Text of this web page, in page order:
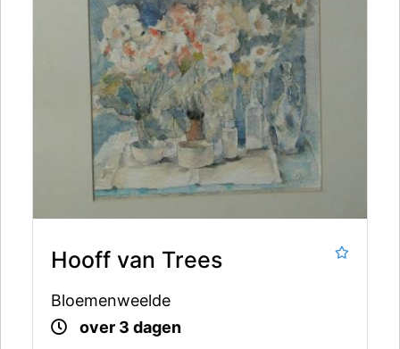
Hooff van Trees
Bloemenweelde
over 3 dagen